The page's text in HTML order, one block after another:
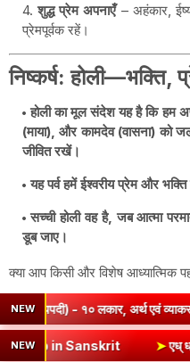
शुद्ध प्रेम अपनाएँ– अहंकार,
प्रेमपूर्वक रहें।
निष्कर्ष: होली—भक्ति,
होली का मूल संदेश यह है कि हम
(माया), और कामदेव (वासना) को
जीवित रखें।
यह पर्व हमें ईश्वरीय प्रेम और
सच्ची होली वह है, जब आत्मा
डूब जाए।
क्या आप किसी और विशेष आध्यात्मिक
NEW
- १० लकार, अर्थ एवं व्याकरण |
NEW
| Sev Dhatu Roop in Sanskrit